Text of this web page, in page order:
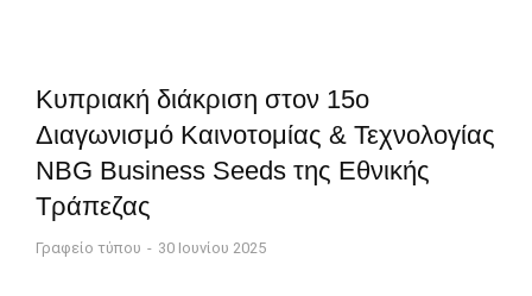
Κυπριακή διάκριση στον 15ο
Διαγωνισμό Καινοτομίας & Τεχνολογίας
NBG Business Seeds της Εθνικής
Τράπεζας
Γραφείο τύπου 30 Ιουνίου 2025